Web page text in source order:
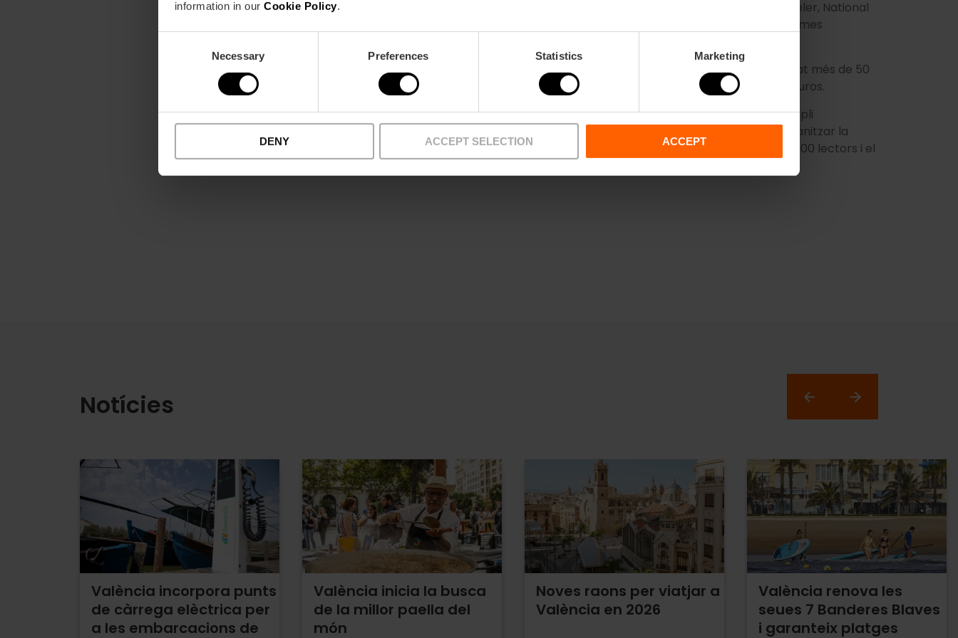
information in our Cookie Policy.
Necessary Preferences Statistics Marketing
DENY ACCEPT SELECTION ACCEPT
premsa i gestions amb The BBC, The Times, The Independent, Condé Nast Traveler, National
Geographic o Lonely Travel. A més, la Fundació rebrà The Guardian en les pròximes
Gràcies a aquest treball, des de començament d'any al Regne Unit s'han publicat més de 50
reportatges que assoleixen un valor publicitari estimat en més de 117 milions d'euros.
A més de la inclusió en la llista verda de Wanderlust, aquesta edició inclou un ampli
reportatge de sis pàgines sobre València, fruit del viatge de premsa que va organitzar la
Fundació Visit València fa uns mesos. L'audiència d'aquesta publicació és de 110.000 lectors i el
Notícies
València incorpora punts
de càrrega elèctrica per
a les embarcacions de
València inicia la busca
de la millor paella del
món
Noves raons per viatjar a
València en 2026
València renova les
seues 7 Banderes Blaves
i garanteix platges